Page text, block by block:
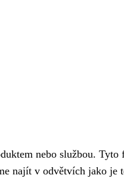
nebo službou.
najít v odvětvích jako je